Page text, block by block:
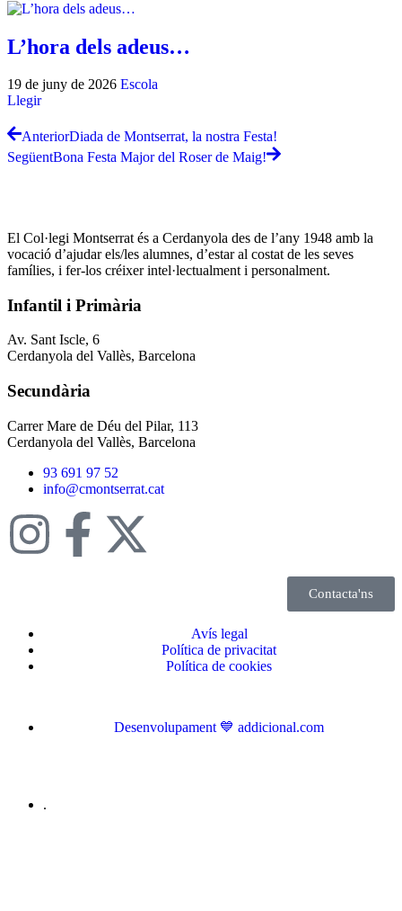
L’hora dels adeus…
19 de juny de 2026 Escola
Llegir
AnteriorDiada de Montserrat, la nostra Festa!
SegüentBona Festa Major del Roser de Maig!
El Col·legi Montserrat és a Cerdanyola des de l’any 1948 amb la
vocació d’ajudar els/les alumnes, d’estar al costat de les seves
famílies, i fer-los créixer intel·lectualment i personalment.
Infantil i Primària
Av. Sant Iscle, 6
Cerdanyola del Vallès, Barcelona
Secundària
Carrer Mare de Déu del Pilar, 113
Cerdanyola del Vallès, Barcelona
93 691 97 52
info@cmontserrat.cat
Contacta'ns
Avís legal
Política de privacitat
Política de cookies
Desenvolupament 💙 addicional.com
.